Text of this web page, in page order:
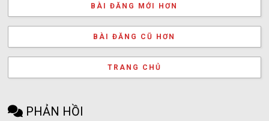
BÀI ĐĂNG MỚI HƠN
BÀI ĐĂNG CŨ HƠN
TRANG CHỦ
PHẢN HỒI